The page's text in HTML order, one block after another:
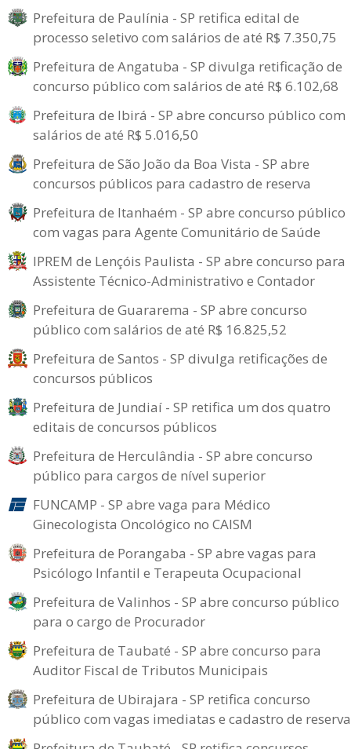
Prefeitura de Paulínia - SP retifica edital de
processo seletivo com salários de até R$ 7.350,75
Prefeitura de Angatuba - SP divulga retificação de
concurso público com salários de até R$ 6.102,68
Prefeitura de Ibirá - SP abre concurso público com
salários de até R$ 5.016,50
Prefeitura de São João da Boa Vista - SP abre
concursos públicos para cadastro de reserva
Prefeitura de Itanhaém - SP abre concurso público
com vagas para Agente Comunitário de Saúde
IPREM de Lençóis Paulista - SP abre concurso para
Assistente Técnico-Administrativo e Contador
Prefeitura de Guararema - SP abre concurso
público com salários de até R$ 16.825,52
Prefeitura de Santos - SP divulga retificações de
concursos públicos
Prefeitura de Jundiaí - SP retifica um dos quatro
editais de concursos públicos
Prefeitura de Herculândia - SP abre concurso
público para cargos de nível superior
FUNCAMP - SP abre vaga para Médico
Ginecologista Oncológico no CAISM
Prefeitura de Porangaba - SP abre vagas para
Psicólogo Infantil e Terapeuta Ocupacional
Prefeitura de Valinhos - SP abre concurso público
para o cargo de Procurador
Prefeitura de Taubaté - SP abre concurso para
Auditor Fiscal de Tributos Municipais
Prefeitura de Ubirajara - SP retifica concurso
público com vagas imediatas e cadastro de reserva